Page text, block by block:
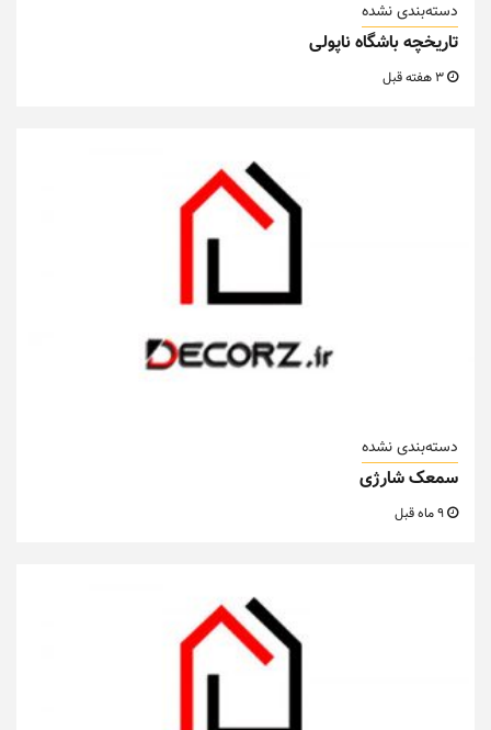
دسته‌بندی نشده
تاریخچه باشگاه ناپولی
دسته‌بندی نشده
سمعک شارژی